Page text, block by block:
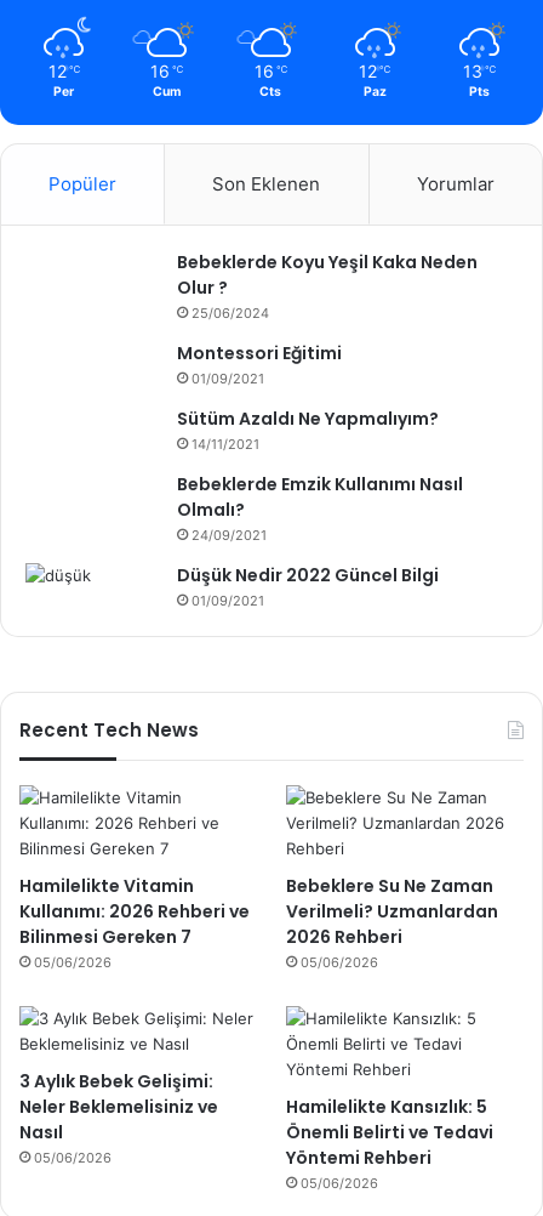
n
a
a
12 ℃
Per
16 ℃
Cum
16 ℃
Cts
12 ℃
Paz
13 ℃
Pts
Popüler Son Eklenen Yorumlar
Bebeklerde Koyu Yeşil Kaka Neden
Olur ?
25/06/2024
Montessori Eğitimi
01/09/2021
Sütüm Azaldı Ne Yapmalıyım?
14/11/2021
Bebeklerde Emzik Kullanımı Nasıl
Olmalı?
24/09/2021
Düşük Nedir 2022 Güncel Bilgi
01/09/2021
Recent Tech News
Hamilelikte Vitamin
Kullanımı: 2026 Rehberi ve
Bilinmesi Gereken 7
05/06/2026
Bebeklere Su Ne Zaman
Verilmeli? Uzmanlardan
2026 Rehberi
05/06/2026
3 Aylık Bebek Gelişimi:
Neler Beklemelisiniz ve
Nasıl
05/06/2026
Hamilelikte Kansızlık: 5
Önemli Belirti ve Tedavi
Yöntemi Rehberi
05/06/2026